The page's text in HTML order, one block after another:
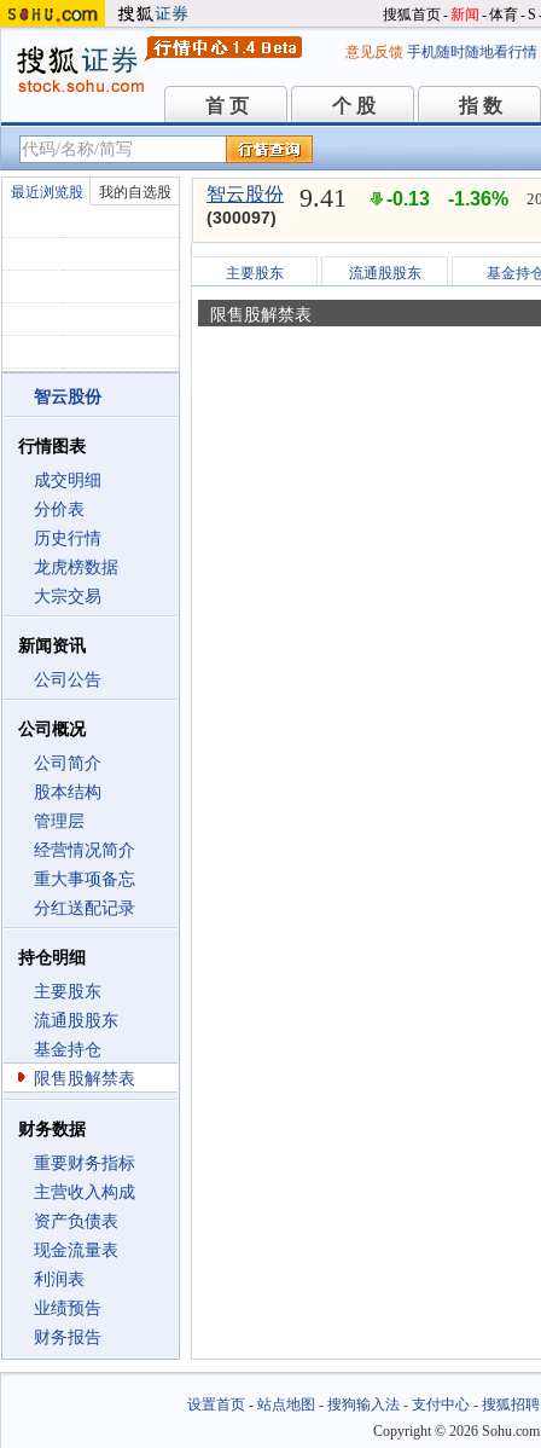
搜狐首页-新闻 -体育-S
意见反馈 手机随时随地看行情
首 页
首 页 个 股
个 股 指 数
指 数
最近浏览股 我的自选股
智云股份
行情图表
成交明细
分价表
历史行情
龙虎榜数据
大宗交易
新闻资讯
公司公告
公司概况
公司简介
股本结构
管理层
经营情况简介
重大事项备忘
分红送配记录
持仓明细
主要股东
流通股股东
基金持仓
限售股解禁表
财务数据
重要财务指标
主营收入构成
资产负债表
现金流量表
利润表
业绩预告
财务报告
智云股份
(300097)
9.41 -0.13 -1.36%
主要股东 流通股股东 基金持
限售股解禁表
设置首页- 站点地图 - 搜狗输入法- 支付中心- 搜狐招聘
Copyright © 2026